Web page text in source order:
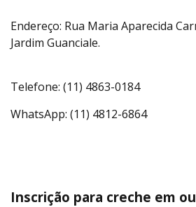
Endereço: Rua Maria Aparecida
Jardim Guanciale.
Telefone: (11) 4863-0184
WhatsApp: (11) 4812-6864
Inscrição para creche em